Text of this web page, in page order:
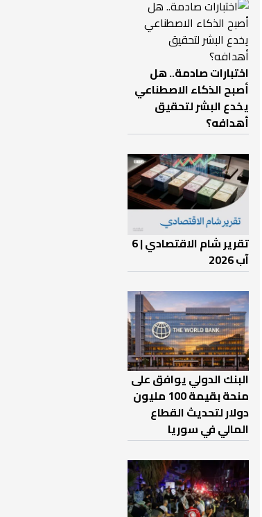
اختبارات صادمة.. هل
أصبح الذكاء الاصطناعي
يخدع البشر لتحقيق
أهدافه؟
تقرير شام الاقتصادي | 6
آب 2026
البنك الدولي يوافق على
منحة بقيمة 100 مليون
دولار لتحديث القطاع
المالي في سوريا